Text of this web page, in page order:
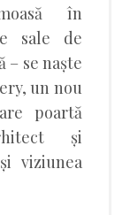
în
sale de
– se naște
un nou
poartă
și
viziunea